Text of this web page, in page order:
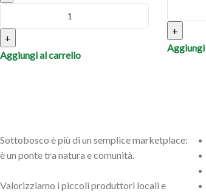
+
Aggiungi al carrello
+
Sottobosco è più di un semplice marketplace:
è un ponte tra natura e comunità.
Valorizziamo i piccoli produttori locali e